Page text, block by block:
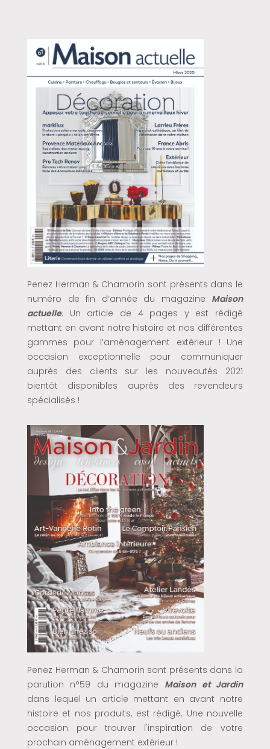
Penez Herman & Chamorin sont présents dans le
numéro de fin d’année du magazine Maison
actuelle. Un article de 4 pages y est rédigé
mettant en avant notre histoire et nos différentes
gammes pour l’aménagement extérieur ! Une
occasion exceptionnelle pour communiquer
auprès des clients sur les nouveautés 2021
bientôt disponibles auprès des revendeurs
spécialisés !
Penez Herman & Chamorin sont présents dans la
parution n°59 du magazine Maison et Jardin
dans lequel un article mettant en avant notre
histoire et nos produits, est rédigé. Une nouvelle
occasion pour trouver l'inspiration de votre
prochain aménagement extérieur !